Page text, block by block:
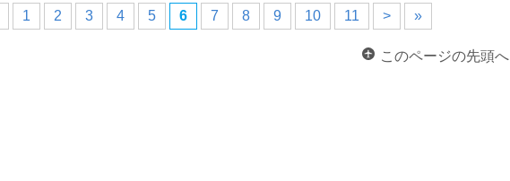
1 2 3 4 5 6 7 8 9 10 11 > »
このページの先頭へ